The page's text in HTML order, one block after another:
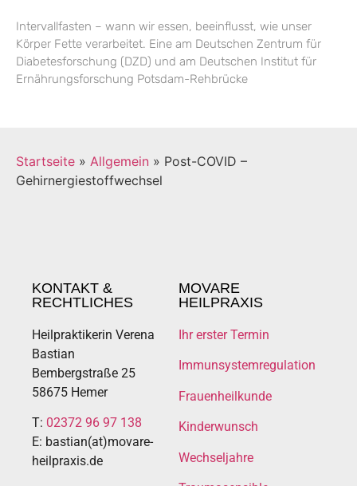
Intervallfasten – wann wir essen, beeinflusst, wie unser
Körper Fette verarbeitet. Eine am Deutschen Zentrum für
Diabetesforschung (DZD) und am Deutschen Institut für
Ernährungsforschung Potsdam-Rehbrücke
Startseite » Allgemein » Post-COVID –
Gehirnergiestoffwechsel
KONTAKT &
RECHTLICHES
Heilpraktikerin Verena
Bastian
Bembergstraße 25
58675 Hemer
T: 02372 96 97 138
E: bastian(at)movare-
heilpraxis.de
MOVARE
HEILPRAXIS
Ihr erster Termin
Immunsystemregulation
Frauenheilkunde
Kinderwunsch
Wechseljahre